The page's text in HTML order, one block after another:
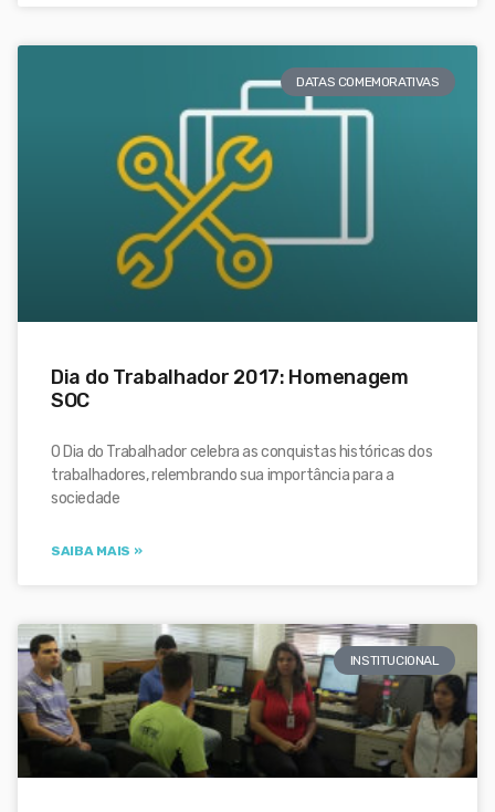
DATAS COMEMORATIVAS
Dia do Trabalhador 2017: Homenagem
SOC
O Dia do Trabalhador celebra as conquistas históricas dos
trabalhadores, relembrando sua importância para a
sociedade
SAIBA MAIS »
INSTITUCIONAL